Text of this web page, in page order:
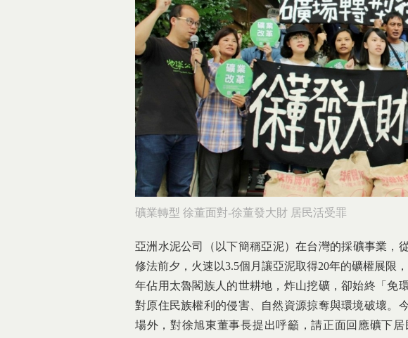
礦業轉型 徐董面對-徐董發大財 居民活受罪
亞洲水泥公司（以下簡稱亞泥）在台灣的採礦事業，
修法前夕，火速以3.5個月讓亞泥取得20年的礦權展限
年佔用太魯閣族人的世耕地，炸山挖礦，卻始終「免
對原住民族權利的侵害、自然資源掠奪與環境破壞。
場外，對徐旭東董事長提出呼籲，請正面回應礦下